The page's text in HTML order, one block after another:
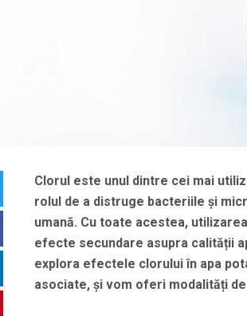
Facebook
LinkedIn
Clorul este unul dintre cei mai
rolul de a distruge bacteriile și
umană. Cu toate acestea,
efecte secundare asupra calității
explora efectele clorului în apa
asociate, și vom oferi modalități